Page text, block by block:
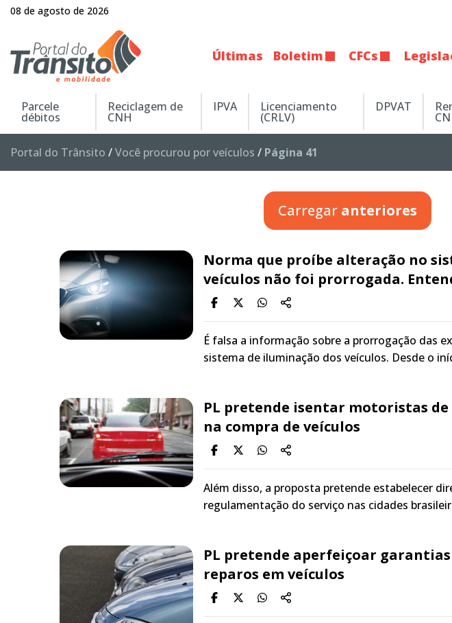
08 de agosto de 2026
Últimas Boletim CFCs
Parcele
débitos
Reciclagem de
CNH
IPVA Licenciamento
(CRLV)
DPVAT
Portal do Trânsito /Você procurou por veículos / Página 41
Carregar anteriores
Norma que proíbe alteração no
veículos não foi prorrogada.
É falsa a informação sobre a prorrogação das
sistema de iluminação dos veículos. Desde o
PL pretende isentar motoristas
na compra de veículos
Além disso, a proposta pretende estabelecer
regulamentação do serviço nas cidades
PL pretende aperfeiçoar
reparos em veículos